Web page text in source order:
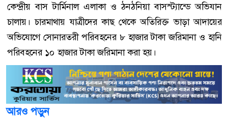
কেন্দ্রীয় বাস টার্মিনাল এলাকা ও ঠনঠনিয়া বাসস্ট্যান্ডে অভিযান
চালায়। চারমাথায় যাত্রীদের কাছ থেকে অতিরিক্ত ভাড়া আদায়ের
অভিযোগে সোনারতরী পরিবহনের ৮ হাজার টাকা জরিমানা ও হানি
পরিবহনের ১০ হাজার টাকা জরিমানা করা হয়।
আরও পড়ুন